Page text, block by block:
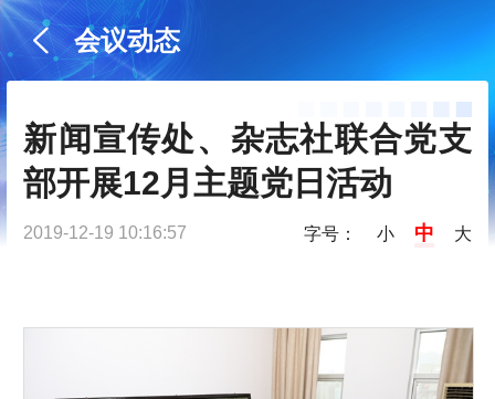
会议动态
新闻宣传处、杂志社联合党支
部开展12月主题党日活动
2019-12-19 10:16:57 字号： 小 中 大